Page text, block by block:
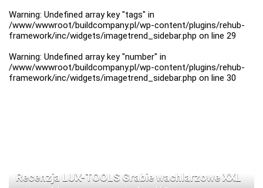
Warning: Undefined array key "tags" in
/www/wwwroot/buildcompany.pl/wp-content/plugins/rehub-
framework/inc/widgets/imagetrend_sidebar.php on line 29
Warning: Undefined array key "number" in
/www/wwwroot/buildcompany.pl/wp-content/plugins/rehub-
framework/inc/widgets/imagetrend_sidebar.php on line 30
Recenzja LUX-TOOLS Grabie wachlarzowe XXL